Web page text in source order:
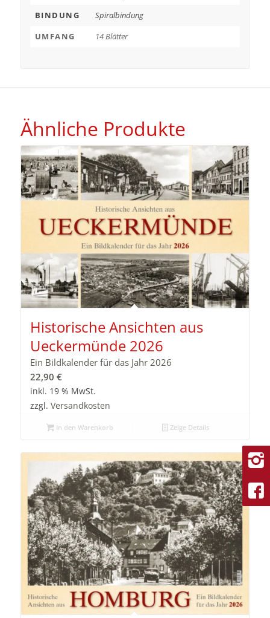
BINDUNG
Spiralbindung
UMFANG
14 Blätter
Ähnliche Produkte
Historische Ansichten aus
Ueckermünde 2026
Ein Bildkalender für das Jahr 2026
22,90 €
inkl. 19 % MwSt.
zzgl. Versandkosten
In den Warenkorb Zeige Details